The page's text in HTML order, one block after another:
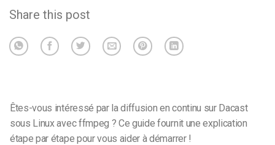
Share this post
Êtes-vous intéressé par la diffusion en continu sur Dacast
sous Linux avec ffmpeg ? Ce guide fournit une explication
étape par étape pour vous aider à démarrer !